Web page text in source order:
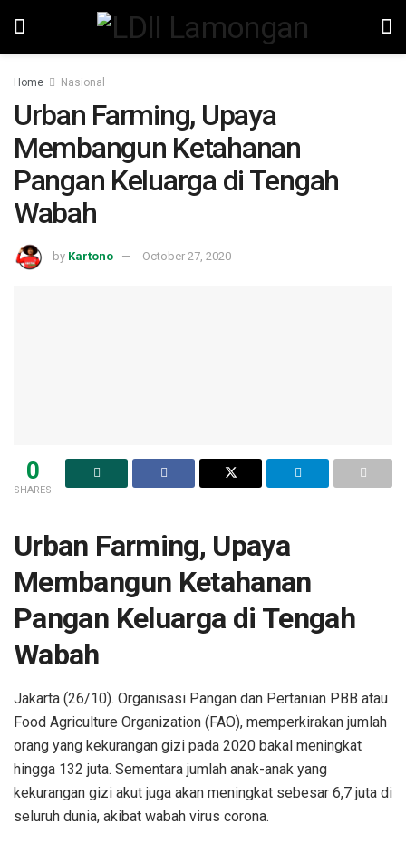
Home Nasional
Urban Farming, Upaya
Membangun Ketahanan
Pangan Keluarga di Tengah
Wabah
by Kartono October 27, 2020
0
SHARES
Urban Farming, Upaya
Membangun Ketahanan
Pangan Keluarga di Tengah
Wabah
Jakarta (26/10). Organisasi Pangan dan Pertanian PBB atau
Food Agriculture Organization (FAO), memperkirakan jumlah
orang yang kekurangan gizi pada 2020 bakal meningkat
hingga 132 juta. Sementara jumlah anak-anak yang
kekurangan gizi akut juga akan meningkat sebesar 6,7 juta di
seluruh dunia, akibat wabah virus corona.